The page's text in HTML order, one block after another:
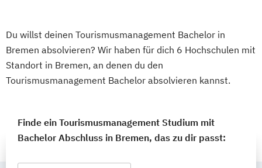
Du willst deinen Tourismusmanagement Bachelor in
Bremen absolvieren? Wir haben für dich 6 Hochschulen mit
Standort in Bremen, an denen du den
Tourismusmanagement Bachelor absolvieren kannst.
Finde ein Tourismusmanagement Studium mit
Bachelor Abschluss in Bremen, das zu dir passt: